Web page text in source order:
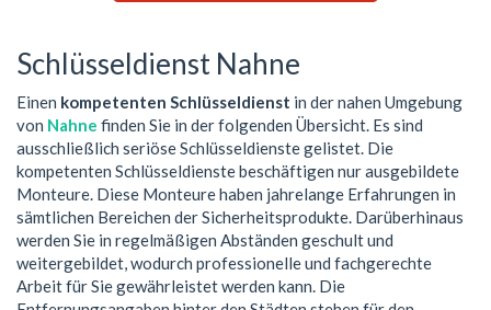
Schlüsseldienst Nahne
Einen kompetenten Schlüsseldienst in der nahen Umgebung
von Nahne finden Sie in der folgenden Übersicht. Es sind
ausschließlich seriöse Schlüsseldienste gelistet. Die
kompetenten Schlüsseldienste beschäftigen nur ausgebildete
Monteure. Diese Monteure haben jahrelange Erfahrungen in
sämtlichen Bereichen der Sicherheitsprodukte. Darüberhinaus
werden Sie in regelmäßigen Abständen geschult und
weitergebildet, wodurch professionelle und fachgerechte
Arbeit für Sie gewährleistet werden kann. Die